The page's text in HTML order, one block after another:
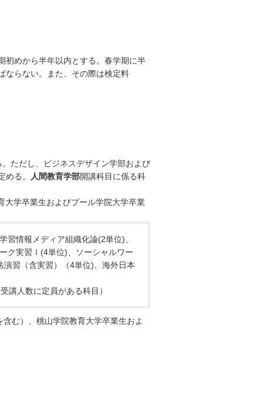
初めから半年以内とする。春学期に半
ならない。また、その際は検定料
ただし、ビジネスデザイン学部および
る。
人間教育学部開講科目に係る科
大学卒業生およびプール学院大学卒業
情報メディア組織化論(2単位)、
ク実習Ⅰ(4単位)、ソーシャルワー
習（含実習）（4単位)、海外日本
講人数に定員がある科目）
む）、桃山学院教育大学卒業生およ